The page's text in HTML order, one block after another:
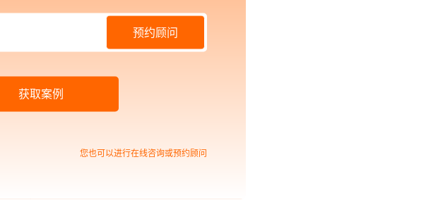
嘀嘀打车更为符
的。
的。只有网站设
入局企业数字化
入手，为其提供
台搭建等综合性
预约顾问
获取案例
您也可以进行在线咨询或预约顾问